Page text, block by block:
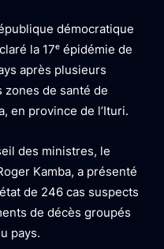
démocratique
la 17ᵉ épidémie de
après plusieurs
zones de santé de
en province de l’Ituri.
des ministres, le
Kamba, a présenté
de 246 cas suspects
de décès groupés
pays.